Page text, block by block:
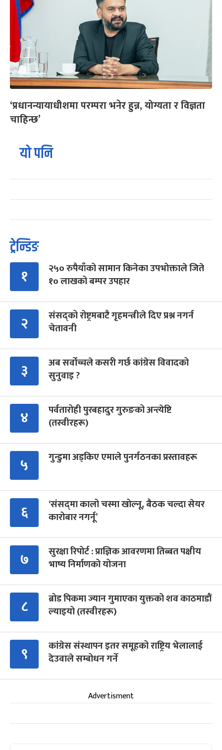
‘प्रधानन्यायाधीशमा परम्परा भनेर हुन्न, योग्यता र विज्ञता
चाहिन्छ’
यो पनि
ट्रेन्डिङ
१
२५० रुपैयाँको सामान किनेका उपभोक्ताले जिते
१० लाखको बम्पर उपहार
२
संसद्को रोष्ट्रमबाटै गृहमन्त्रीले दिए प्रश्न नगर्न
चेतावनी
३
अब सर्वोच्चले कसरी गर्छ कांग्रेस विवादको
सुनुवाइ ?
४
पर्वतारोही पुरबहादुर गुरुङको अन्त्येष्टि
(तस्वीरहरू)
५ गुन्डुमा अड्किए एमाले पुनर्गठनका प्रस्तावहरू
६
‘संसद्‍मा कालो चस्मा खोल्नू, बैठक चल्दा सेयर
कारोबार नगर्नू’
७
सुरक्षा रिपोर्ट : प्राज्ञिक आवरणमा तिब्बत पक्षीय
भाष्य निर्माणको योजना
८
ब्रोड पिकमा ज्यान गुमाएका युक्तको शव काठमाडौं
ल्याइयो (तस्वीरहरू)
९
कांग्रेस संस्थापन इतर समूहको राष्ट्रिय भेलालाई
देउवाले सम्बोधन गर्ने
Advertisment